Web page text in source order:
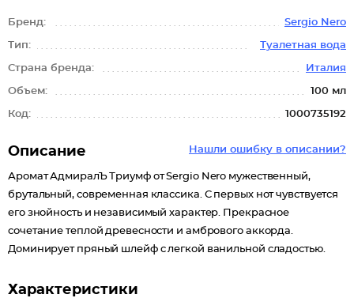
Бренд: Sergio Nero
Тип: Туалетная вода
Страна бренда: Италия
Объем: 100 мл
Код: 1000735192
Нашли ошибку в описании?
Описание
Аромат АдмиралЪ Триумф от Sergio Nero мужественный,
брутальный, современная классика. С первых нот чувствуется
его знойность и независимый характер. Прекрасное
сочетание теплой древесности и амбрового аккорда.
Доминирует пряный шлейф с легкой ванильной сладостью.
Характеристики